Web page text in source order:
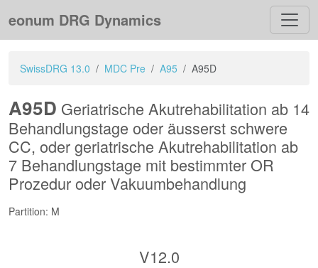
eonum DRG Dynamics
SwissDRG 13.0 MDC Pre A95 A95D
A95D Geriatrische Akutrehabilitation ab 14
Behandlungstage oder äusserst schwere
CC, oder geriatrische Akutrehabilitation ab
7 Behandlungstage mit bestimmter OR
Prozedur oder Vakuumbehandlung
Partition: M
V12.0